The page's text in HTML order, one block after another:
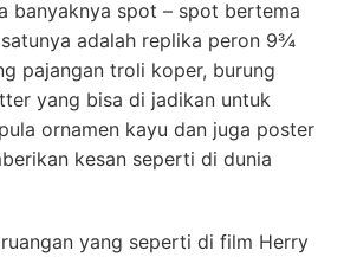
banyaknya spot – spot bertema
adalah replika peron 9¾
pajangan troli koper, burung
yang bisa di jadikan untuk
ornamen kayu dan juga poster
kesan seperti di dunia
yang seperti di film Herry